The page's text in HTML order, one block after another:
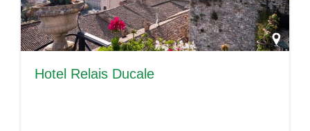
Hotel Relais Ducale